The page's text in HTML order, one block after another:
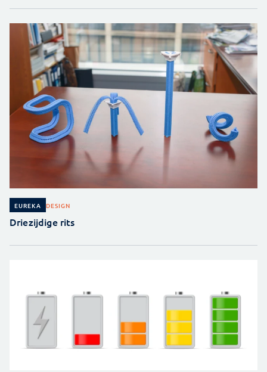
EUREKA DESIGN
Driezijdige rits